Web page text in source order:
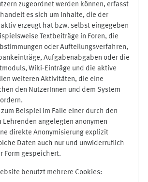
zugeordnet werden können, erfasst
es sich um Inhalte, die der
erzeugt hat bzw. selbst eingegeben
Textbeiträge in Foren, die
oder Aufteilungsverfahren,
Aufgabenabgaben oder die
Wiki-Einträge und die aktive
weiteren Aktivitäten, die eine
den NutzerInnen und dem System
Beispiel im Falle einer durch den
angelegten anonymen
direkte Anonymisierung explizit
Daten auch nur und unwiderruflich
Form gespeichert.
benutzt mehrere Cookies: